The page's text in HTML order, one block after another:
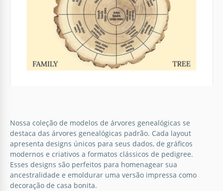
Árvore Genealógica da Família Ochre
Chart.
Se os modelos simples de árvores genealógicas não
Nossa coleção de modelos de árvores genealógicas se
destaca das árvores genealógicas padrão. Cada layout
apresenta designs únicos para seus dados, de gráficos
modernos e criativos a formatos clássicos de pedigree.
Esses designs são perfeitos para homenagear sua
ancestralidade e emoldurar uma versão impressa como
decoração de casa bonita.